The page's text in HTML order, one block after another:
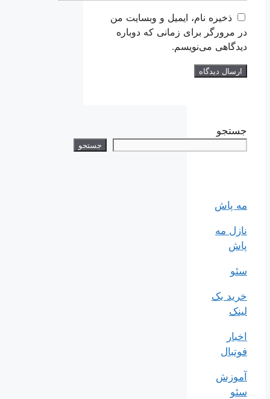
ذخیره نام، ایمیل و وبسایت من
در مرورگر برای زمانی که دوباره
دیدگاهی می‌نویسم.
جستجو
جستجو
مه پاش
نازل مه
پاش
سئو
خرید بک
لینک
اخبار
فوتبال
آموزش
سئو